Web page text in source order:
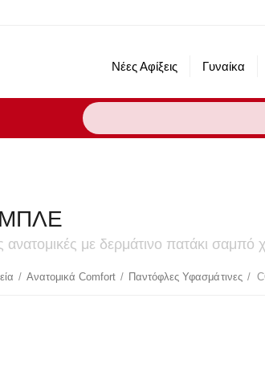
Νέες Αφίξεις Γυναίκα
ΜΠΛΕ
ανατομικές με δερμάτινο πατάκι
/ Ανατομικά Comfort / Παντόφλες Υφασμάτινες /